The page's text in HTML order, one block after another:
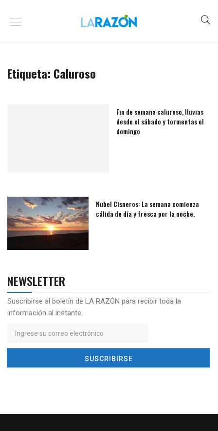
Etiqueta: Caluroso
Fin de semana caluroso, lluvias
desde el sábado y tormentas el
domingo
Nubel Cisneros: La semana comienza
cálida de día y fresca por la noche.
NEWSLETTER
Suscribirse al boletín de LA RAZÓN para recibir toda la
información al instante.